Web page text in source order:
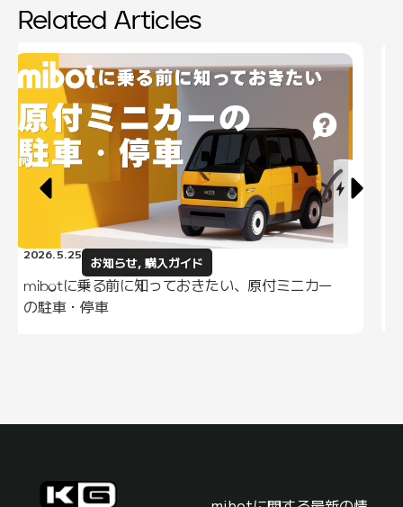
Related Articles
2026.5.25
お知らせ, 購入ガイド
mibotに乗る前に知っておきたい、原付ミニカー
の駐車・停車